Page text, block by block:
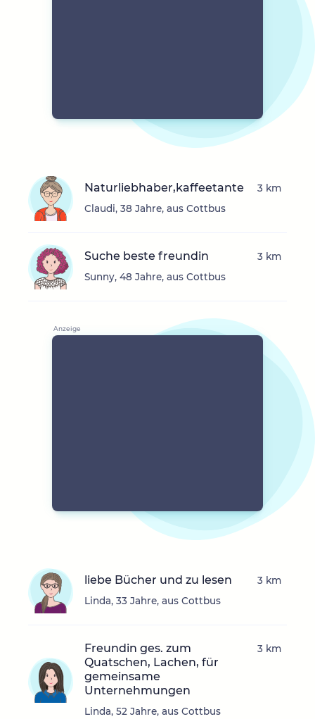
Naturliebhaber,kaffeetante
Claudi, 38 Jahre, aus Cottbus
3 km
Suche beste freundin
Sunny, 48 Jahre, aus Cottbus
3 km
liebe Bücher und zu lesen
Linda, 33 Jahre, aus Cottbus
3 km
Freundin ges. zum
Quatschen, Lachen, für
gemeinsame
Unternehmungen
Linda, 52 Jahre, aus Cottbus
3 km